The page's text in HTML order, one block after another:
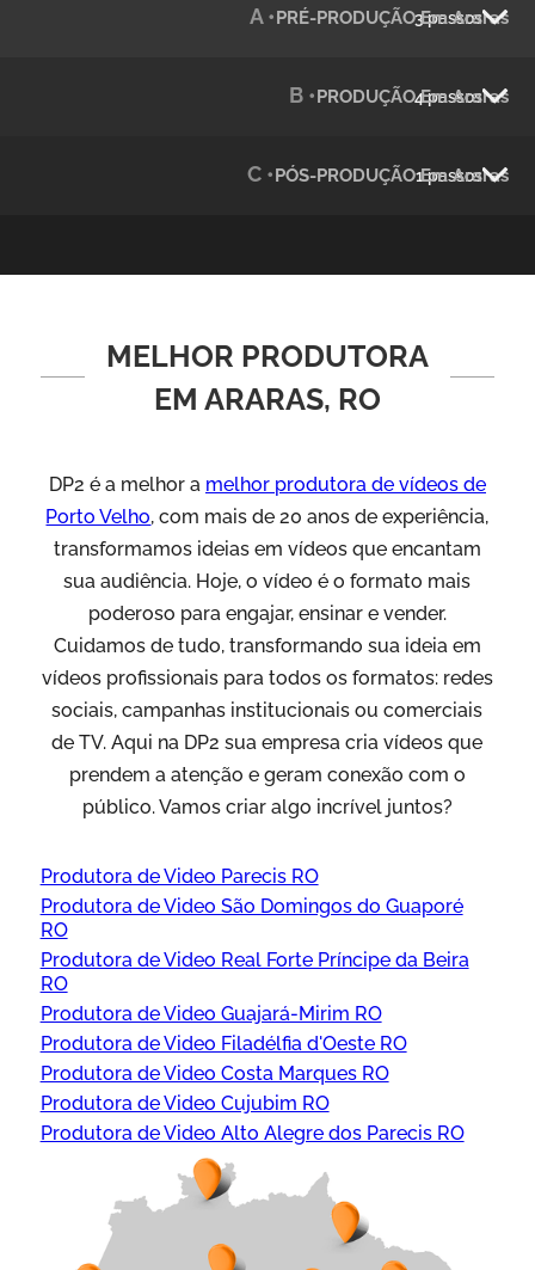
Julândia
Green Process
Vídeos de Produtos e Serviços
A •PRÉ-PRODUÇÃO Em Araras
3 passos
B •PRODUÇÃO Em Araras
4 passos
C •PÓS-PRODUÇÃO Em Araras
1 passos
MELHOR PRODUTORA
EM ARARAS, RO
DP2 é a melhor a melhor produtora de vídeos de
Porto Velho, com mais de 20 anos de experiência,
transformamos ideias em vídeos que encantam
sua audiência. Hoje, o vídeo é o formato mais
poderoso para engajar, ensinar e vender.
Cuidamos de tudo, transformando sua ideia em
vídeos profissionais para todos os formatos: redes
sociais, campanhas institucionais ou comerciais
de TV. Aqui na DP2 sua empresa cria vídeos que
prendem a atenção e geram conexão com o
público. Vamos criar algo incrível juntos?
Produtora de Video Parecis RO
Produtora de Video São Domingos do Guaporé
RO
Produtora de Video Real Forte Príncipe da Beira
RO
Produtora de Video Guajará-Mirim RO
Produtora de Video Filadélfia d'Oeste RO
Produtora de Video Costa Marques RO
Produtora de Video Cujubim RO
Produtora de Video Alto Alegre dos Parecis RO